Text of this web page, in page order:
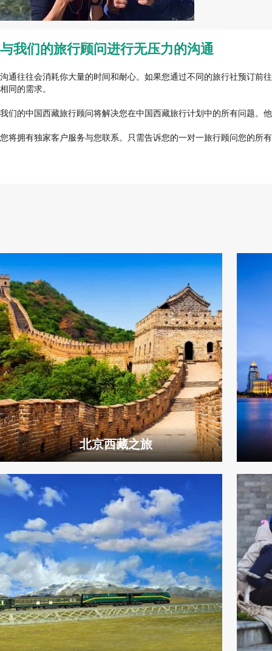
与我们的旅行顾问进行无压力的沟通
沟通往往会消耗你大量的时间和耐心。如果您通过不同的旅行社预订前
相同的需求。
我们的中国西藏旅行顾问将解决您在中国西藏旅行计划中的所有问题。
您将拥有独家客户服务与您联系。只需告诉您的一对一旅行顾问您的所
北京西藏之旅